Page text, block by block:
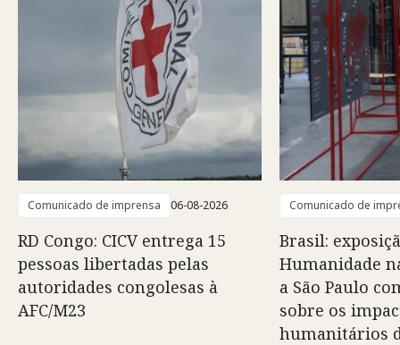
Comunicado de imprensa 06-08-2026
RD Congo: CICV entrega 15
pessoas libertadas pelas
autoridades congolesas à
AFC/M23
Comunicado de
Brasil:
Humanidade
a São Paulo
sobre os
humanitários